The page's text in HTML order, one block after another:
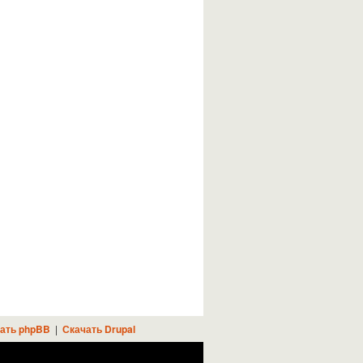
phpBB | Скачать Drupal